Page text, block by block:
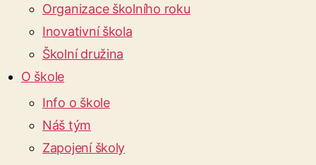
Organizace školního roku
Inovativní škola
Školní družina
O škole
Info o škole
Náš tým
Zapojení školy